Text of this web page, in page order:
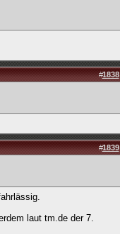
#1838
#1839
laut tm.de der 7.